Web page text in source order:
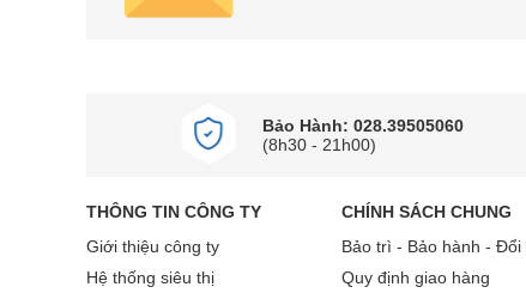
Kích thước 65 inch phù hợp với các không
Công nghệ 4K AI Upscaler nâng cấp độ
Một trong những ưu điểm đáng giá của Smart
Bảo Hành: 028.39505060
(8h30 - 21h00)
THÔNG TIN CÔNG TY
Giới thiệu công ty
Hệ thống siêu thị
CHÍNH SÁCH CHUNG
Bảo trì - Bảo hành - Đổi
Quy định giao hàng